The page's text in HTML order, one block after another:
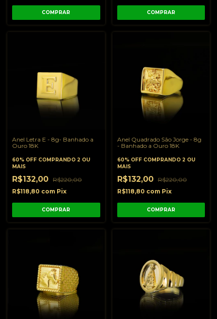
COMPRAR COMPRAR
Anel Letra E - 8g- Banhado a
Ouro 18K
60% OFF COMPRANDO 2 OU
MAIS
R$132,00 R$220,00
R$118,80 com Pix
COMPRAR
Anel Quadrado São Jorge - 8g
- Banhado a Ouro 18K
60% OFF COMPRANDO 2 OU
MAIS
R$132,00 R$220,00
R$118,80 com Pix
COMPRAR